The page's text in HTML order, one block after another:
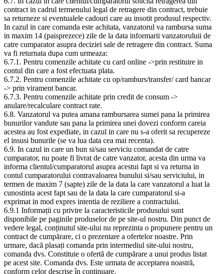
contract in cadrul termenului legal de retragere din contract, trebuie
sa returneze si eventualele cadouri care au insotit produsul respectiv.
In cazul in care comanda este achitata, vanzatorul va rambursa suma
in maxim 14 (paisprezece) zile de la data informarii vanzatoruluii de
catre cumparator asupra deciziei sale de retragere din contract. Suma
va fi returnata dupa cum urmeaza:
6.7.1. Pentru comenzile achitate cu card online ->prin restituire in
contul din care a fost efectuata plata.
6.7.2. Pentru comenzile achitate cu op/ramburs/transfer/ card bancar
-> prin virament bancar.
6.7.3. Pentru comenzile achitate prin credit de consum ->
anulare/recalculare contract rate.
6.8. Vanzatorul va putea amana rambursarea sumei pana la primirea
bunurilor vandute sau pana la primirea unei dovezi conform careia
acestea au fost expediate, in cazul in care nu s-a oferit sa recupereze
el insusi bunurile (se va lua data cea mai recenta).
6.9. In cazul in care un bun si/sau serviciu comandat de catre
cumparator, nu poate fi livrat de catre vanzator, acesta din urma va
informa clientul/cumparatorul asupra acestui fapt si va returna in
contul cumparatorului contravaloarea bunului si/sau serviciului, in
termen de maxim 7 (sapte) zile de la data la care vanzatorul a luat la
cunostinta acest fapt sau de la data la care cumparatorul si-a
exprimat in mod expres intentia de reziliere a contractului.
6.9.1 Informații cu privire la caracteristicile produsului sunt
disponibile pe paginile produselor de pe site-ul nostru. Din punct de
vedere legal, conținutul site-ului nu reprezinta o propunere pentru un
contract de cumpărare, ci o prezentare a ofertelor noastre. Prin
urmare, dacă plasați comanda prin intermediul site-ului nostru,
comanda dvs. Constituie o ofertă de cumpărare a unui produs listat
pe acest site. Comanda dvs. Este urmata de acceptarea noastră,
conform celor descrise în continuare.